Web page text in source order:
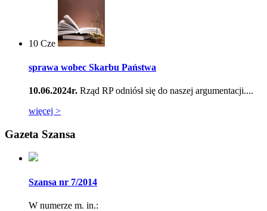
10 Cze
sprawa wobec Skarbu Państwa
10.06.2024r. Rząd RP odniósł się do naszej argumentacji....
więcej >
Gazeta Szansa
Szansa nr 7/2014
W numerze m. in.: